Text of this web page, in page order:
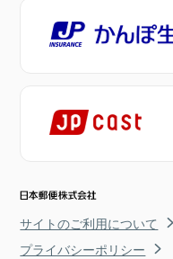
サイトのご利用について
プライバシーポリシー